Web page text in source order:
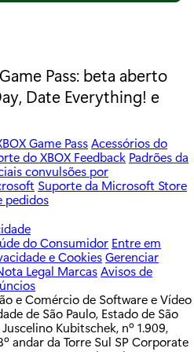
i
n
i
m
i
o
s
p
r
Pass: beta aberto
Date Everything! e
Game PassAcessórios do
do XBOX Feedback Padrões da
convulsões por
Suporte da Microsoft Store
pedidos
do Consumidor Entre em
e CookiesGerenciar
Legal MarcasAvisos de
e Comércio de Software e Vídeo
de São Paulo, Estado de São
Kubitschek, nº 1.909,
andar da Torre Sul SP Corporate